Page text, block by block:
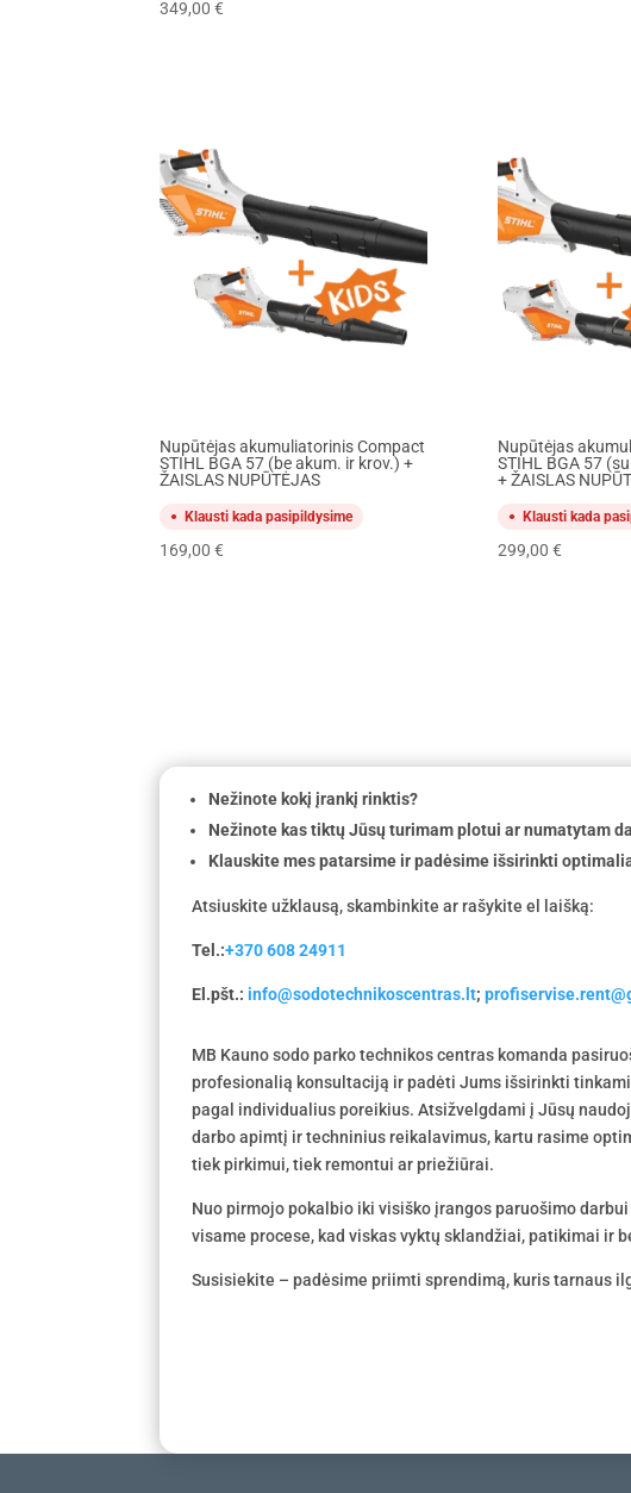
349,00€
Nupūtėjas akumuliatorinis Compact
STIHL BGA 57 (be akum. ir krov.) +
ŽAISLAS NUPŪTĖJAS
Klausti kada pasipildysime
169,00€
Nupūtėjas
STIHL BGA 57
+ ŽAISLAS
Klausti kada
299,00 €
Nežinote kokį įrankį rinktis?
Nežinote kas tiktų Jūsų turimam plotui ar numatytam
Klauskite mes patarsime ir padėsime išsirinkti
Atsiuskite užklausą, skambinkite ar rašykite el laišką:
Tel.:+370 608 24911
El.pšt.:info@sodotechnikoscentras.lt;
MB Kauno sodo parko technikos centras komanda
profesionalią konsultaciją ir padėti Jums išsirinkti
pagal individualius poreikius. Atsižvelgdami į Jūsų
darbo apimtį ir techninius reikalavimus, kartu rasime
tiek pirkimui, tiek remontui ar priežiūrai.
Nuo pirmojo pokalbio iki visiško įrangos paruošimo
visame procese, kad viskas vyktų sklandžiai, patikimai ir
Susisiekite – padėsime priimti sprendimą, kuris tarnaus